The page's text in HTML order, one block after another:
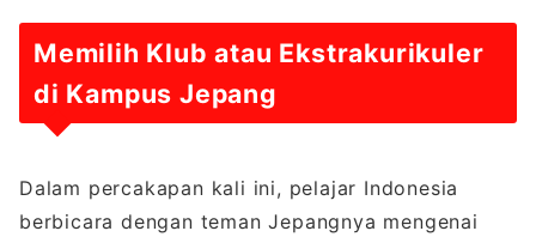
Memilih Klub atau Ekstrakurikuler
di Kampus Jepang
Dalam percakapan kali ini, pelajar Indonesia
berbicara dengan teman Jepangnya mengenai